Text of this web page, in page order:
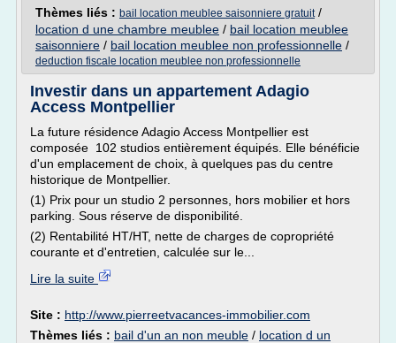
Thèmes liés : bail location meublee saisonniere gratuit/
location d une chambre meublee / bail location meublee
saisonniere / bail location meublee non professionnelle /
deduction fiscale location meublee non professionnelle
Investir dans un appartement Adagio
Access Montpellier
La future résidence Adagio Access Montpellier est
composée 102 studios entièrement équipés. Elle bénéficie
d'un emplacement de choix, à quelques pas du centre
historique de Montpellier.
(1) Prix pour un studio 2 personnes, hors mobilier et hors
parking. Sous réserve de disponibilité.
(2) Rentabilité HT/HT, nette de charges de copropriété
courante et d'entretien, calculée sur le...
Lire la suite
Site : http://www.pierreetvacances-immobilier.com
Thèmes liés : bail d'un an non meuble / location d un